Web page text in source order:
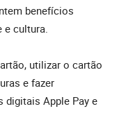
benefícios
cultura.
utilizar o cartão
e fazer
digitais Apple Pay e